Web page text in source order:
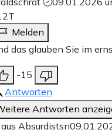
Melden
das glauben Sie im
-15
Antworten
Antworten
Absurdistsn